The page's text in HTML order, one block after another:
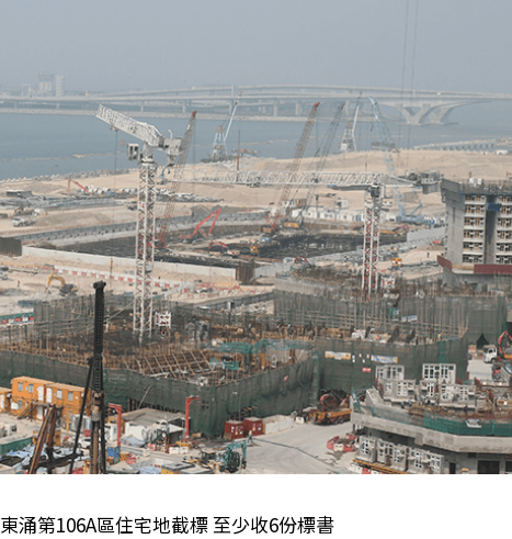
東涌第106A區住宅地截標 至少收6份標書